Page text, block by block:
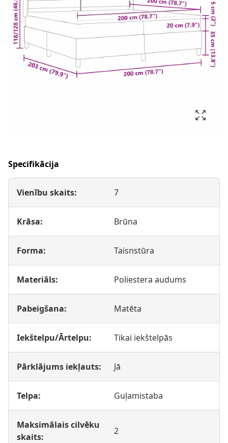
Specifikācija
Vienību skaits: 7
Krāsa: Brūna
Forma: Taisnstūra
Materiāls: Poliestera audums
Pabeigšana: Matēta
Iekštelpu/Ārtelpu: Tikai iekštelpās
Pārklājums iekļauts: Jā
Telpa: Guļamistaba
Maksimālais cilvēku
skaits:
2